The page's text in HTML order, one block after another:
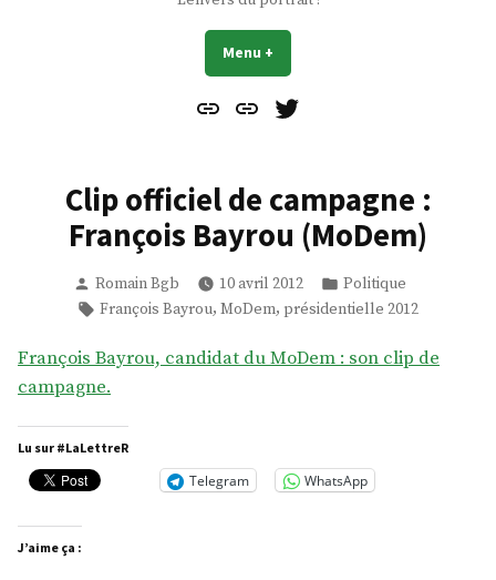
Menu +
Contact
À
Mes
Clip officiel de campagne :
François Bayrou (MoDem)
Publié
par
Romain Bgb 10 avril 2012
Publié
dans
Politique
Étiquettes :
François Bayrou, MoDem, présidentielle 2012
François Bayrou, candidat du MoDem : son clip de
campagne.
Lu sur #LaLettreR
Telegram WhatsApp
J’aime ça :